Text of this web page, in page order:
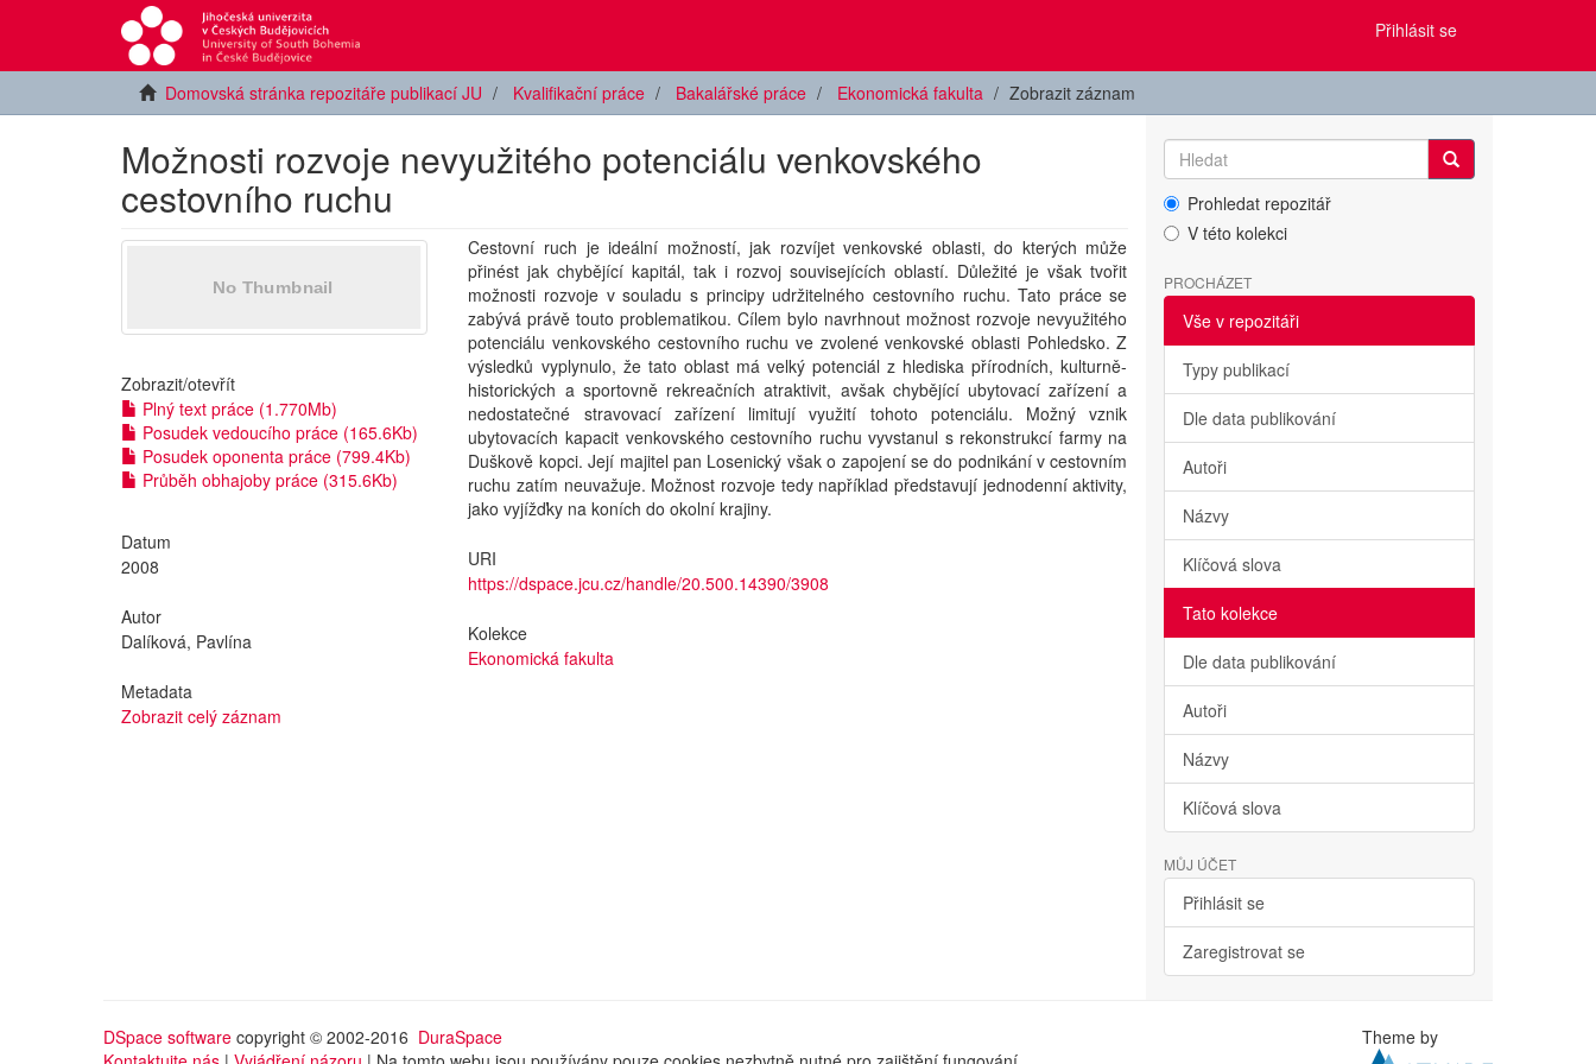
Přihlásit se
Domovská stránka repozitáře publikací JU Kvalifikační práce Bakalářské práce Ekonomická fakulta Zobrazit záznam
Možnosti rozvoje nevyužitého potenciálu venkovského
cestovního ruchu
Zobrazit/otevřít
Plný text práce (1.770Mb)
Posudek vedoucího práce (165.6Kb)
Posudek oponenta práce (799.4Kb)
Průběh obhajoby práce (315.6Kb)
Datum
2008
Autor
Dalíková, Pavlína
Metadata
Zobrazit celý záznam
Cestovní ruch je ideální možností, jak rozvíjet venkovské oblasti, do kterých může
přinést jak chybějící kapitál, tak i rozvoj souvisejících oblastí. Důležité je však tvořit
možnosti rozvoje v souladu s principy udržitelného cestovního ruchu. Tato práce se
zabývá právě touto problematikou. Cílem bylo navrhnout možnost rozvoje nevyužitého
potenciálu venkovského cestovního ruchu ve zvolené venkovské oblasti Pohledsko. Z
výsledků vyplynulo, že tato oblast má velký potenciál z hlediska přírodních, kulturně-
historických a sportovně rekreačních atraktivit, avšak chybějící ubytovací zařízení a
nedostatečné stravovací zařízení limitují využití tohoto potenciálu. Možný vznik
ubytovacích kapacit venkovského cestovního ruchu vyvstanul s rekonstrukcí farmy na
Duškově kopci. Její majitel pan Losenický však o zapojení se do podnikání v cestovním
ruchu zatím neuvažuje. Možnost rozvoje tedy například představují jednodenní aktivity,
jako vyjížďky na koních do okolní krajiny.
URI
https://dspace.jcu.cz/handle/20.500.14390/3908
Kolekce
Ekonomická fakulta
Prohledat repozitář
V této kolekci
PROCHÁZET
Vše v repozitáři
Typy publikací
Dle data publikování
Autoři
Názvy
Klíčová slova
Tato kolekce
Dle data publikování
Autoři
Názvy
Klíčová slova
MŮJ ÚČET
Přihlásit se
Zaregistrovat se
DSpace software copyright © 2002-2016 DuraSpace
Theme by